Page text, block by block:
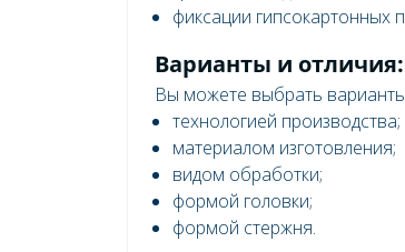
фиксации гипсокартонных
Варианты и отличия:
Вы можете выбрать
технологией производства;
материалом изготовления;
видом обработки;
формой головки;
формой стержня.